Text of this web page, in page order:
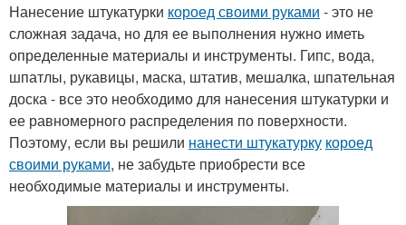
Нанесение штукатурки короед своими руками - это не
сложная задача, но для ее выполнения нужно иметь
определенные материалы и инструменты. Гипс, вода,
шпатлы, рукавицы, маска, штатив, мешалка, шпательная
доска - все это необходимо для нанесения штукатурки и
ее равномерного распределения по поверхности.
Поэтому, если вы решили нанести штукатурку короед
своими руками, не забудьте приобрести все
необходимые материалы и инструменты.